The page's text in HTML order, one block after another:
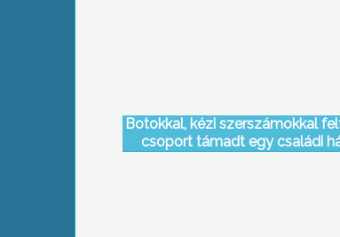
Botokkal, kézi szerszámokkal
csoport támadt egy családi